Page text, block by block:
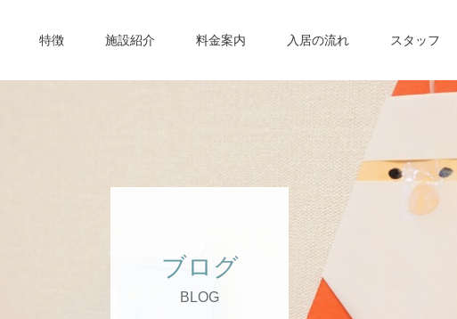
特徴 施設紹介 料金案内 入居の流れ スタッフ
ブログ
BLOG